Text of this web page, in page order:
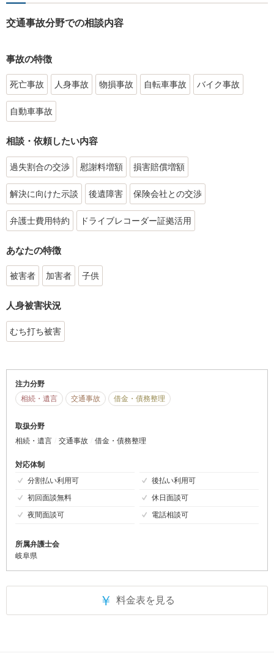
交通事故分野での相談内容
事故の特徴
死亡事故 人身事故 物損事故 自転車事故 バイク事故
自動車事故
相談・依頼したい内容
過失割合の交渉 慰謝料増額 損害賠償増額
解決に向けた示談 後遺障害 保険会社との交渉
弁護士費用特約 ドライブレコーダー証拠活用
あなたの特徴
被害者 加害者 子供
人身被害状況
むち打ち被害
注力分野
相続・遺言
交通事故 借金・債務整理
取扱分野
相続・遺言
交通事故 借金・債務整理
対応体制
分割払い利用可
後払い利用可
初回面談無料
休日面談可
夜間面談可
電話相談可
所属弁護士会
岐阜県
￥ 料金表を見る